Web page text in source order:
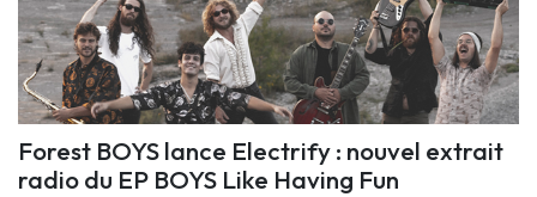
Forest BOYS lance Electrify : nouvel extrait
radio du EP BOYS Like Having Fun